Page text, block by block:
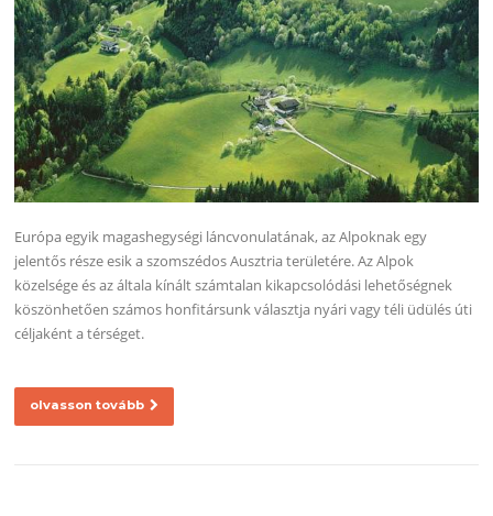
Európa egyik magashegységi láncvonulatának, az Alpoknak egy
jelentős része esik a szomszédos Ausztria területére. Az Alpok
közelsége és az általa kínált számtalan kikapcsolódási lehetőségnek
köszönhetően számos honfitársunk választja nyári vagy téli üdülés úti
céljaként a térséget.
olvasson tovább